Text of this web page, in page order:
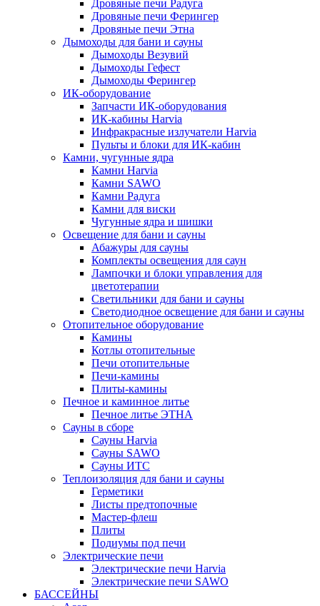
Дровяные печи Радуга
Дровяные печи Ферингер
Дровяные печи Этна
Дымоходы для бани и сауны
Дымоходы Везувий
Дымоходы Гефест
Дымоходы Ферингер
ИК-оборудование
Запчасти ИК-оборудования
ИК-кабины Harvia
Инфракрасные излучатели Harvia
Пульты и блоки для ИК-кабин
Камни, чугунные ядра
Камни Harvia
Камни SAWO
Камни Радуга
Камни для виски
Чугунные ядра и шишки
Освещение для бани и сауны
Абажуры для сауны
Комплекты освещения для саун
Лампочки и блоки управления для
цветотерапии
Светильники для бани и сауны
Светодиодное освещение для бани и сауны
Отопительное оборудование
Камины
Котлы отопительные
Печи отопительные
Печи-камины
Плиты-камины
Печное и каминное литье
Печное литье ЭТНА
Сауны в сборе
Cауны Harvia
Сауны SAWO
Сауны ИТС
Теплоизоляция для бани и сауны
Герметики
Листы предтопочные
Мастер-флеш
Плиты
Подиумы под печи
Электрические печи
Электрические печи Harvia
Электрические печи SAWO
БАССЕЙНЫ